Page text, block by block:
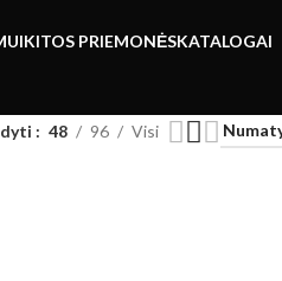
KITOS PRIEMONĖSKATALOGAI
48 96 Visi